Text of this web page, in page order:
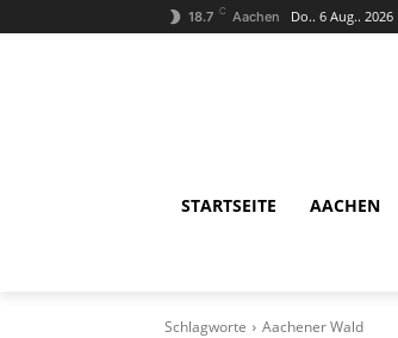
18.7 C Aachen Do.. 6 Aug.. 2026
STARTSEITE AACHEN
Schlagworte Aachener Wald